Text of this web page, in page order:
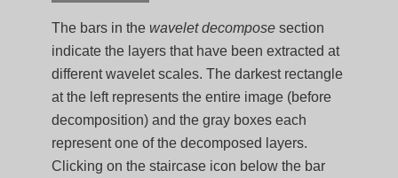
The bars in thewavelet decompose section
indicate the layers that have been extracted at
different wavelet scales. The darkest rectangle
at the left represents the entire image (before
decomposition) and the gray boxes each
represent one of the decomposed layers.
Clicking on the staircase icon below the bar